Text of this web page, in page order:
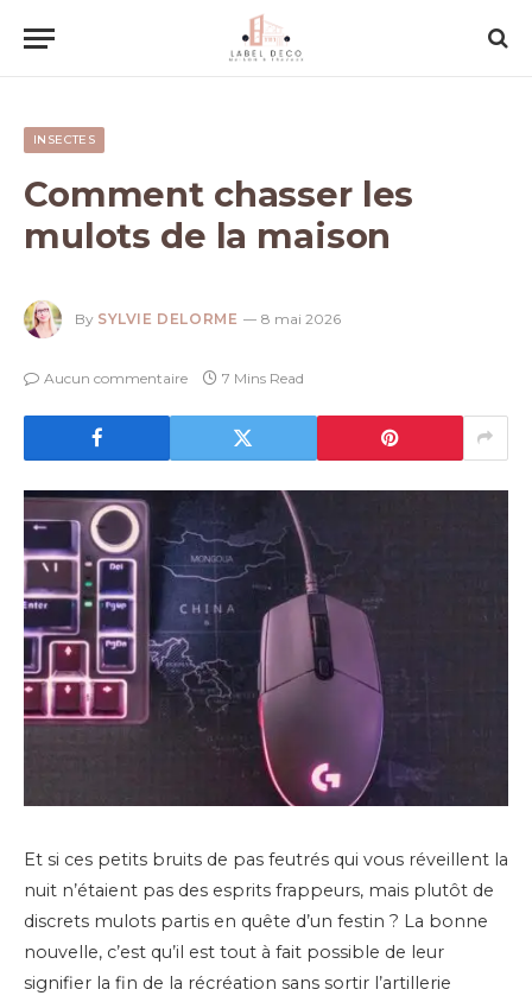
INSECTES
Comment chasser les
mulots de la maison
By SYLVIE DELORME 8 mai 2026
Aucun commentaire 7 Mins Read
Et si ces petits bruits de pas feutrés qui vous réveillent la
nuit n’étaient pas des esprits frappeurs, mais plutôt de
discrets mulots partis en quête d’un festin ? La bonne
nouvelle, c’est qu’il est tout à fait possible de leur
signifier la fin de la récréation sans sortir l’artillerie